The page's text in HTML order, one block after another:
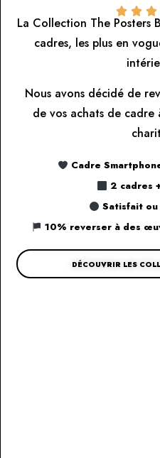
  
La Collection The Posters
cadres, les plus en
Nous avons décidé de
de vos achats de
Cadre
2 cadres
Satisfait
10% reverser à des
DÉCOUVRIR LES